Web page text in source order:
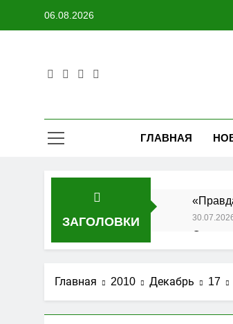
06.08.2026
ГЛАВНАЯ
ЗАГОЛОВКИ
25.07.2026
АО
Главная 2010 Декабрь 17